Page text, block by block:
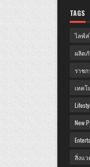
TAGS
ไลฟ์
ผลิต
ราชก
เทคโ
New
สิ่งแ